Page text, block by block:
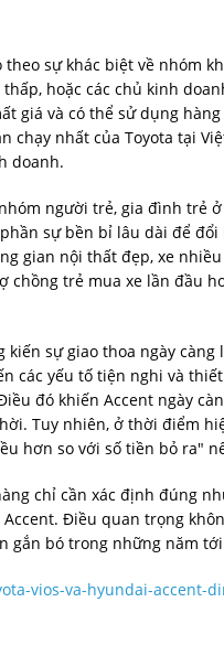
sự khác biệt về nhóm
hoặc các chủ kinh
giá và có thể sử dụng
chạy nhất của Toyota tại
doanh.
người trẻ, gia đình trẻ
sự bền bỉ lâu dài để
gian nội thất đẹp, xe
chồng trẻ mua xe lần đầu
sự giao thoa ngày
các yếu tố tiện nghi và
đó khiến Accent ngày
Tuy nhiên, ở thời điểm
hơn so với số tiền bỏ ra"
chỉ cần xác định đúng
Điều quan trọng
gắn bó trong những năm
vios-va-hyundai-accent-